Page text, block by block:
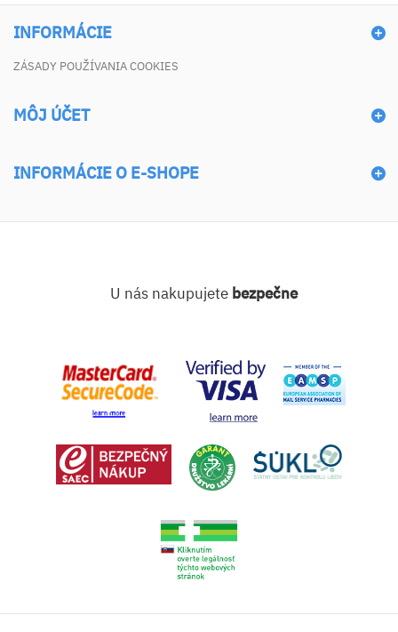
INFORMÁCIE
ZÁSADY POUŽÍVANIA COOKIES
MÔJ ÚČET
INFORMÁCIE O E-SHOPE
U nás nakupujete bezpečne